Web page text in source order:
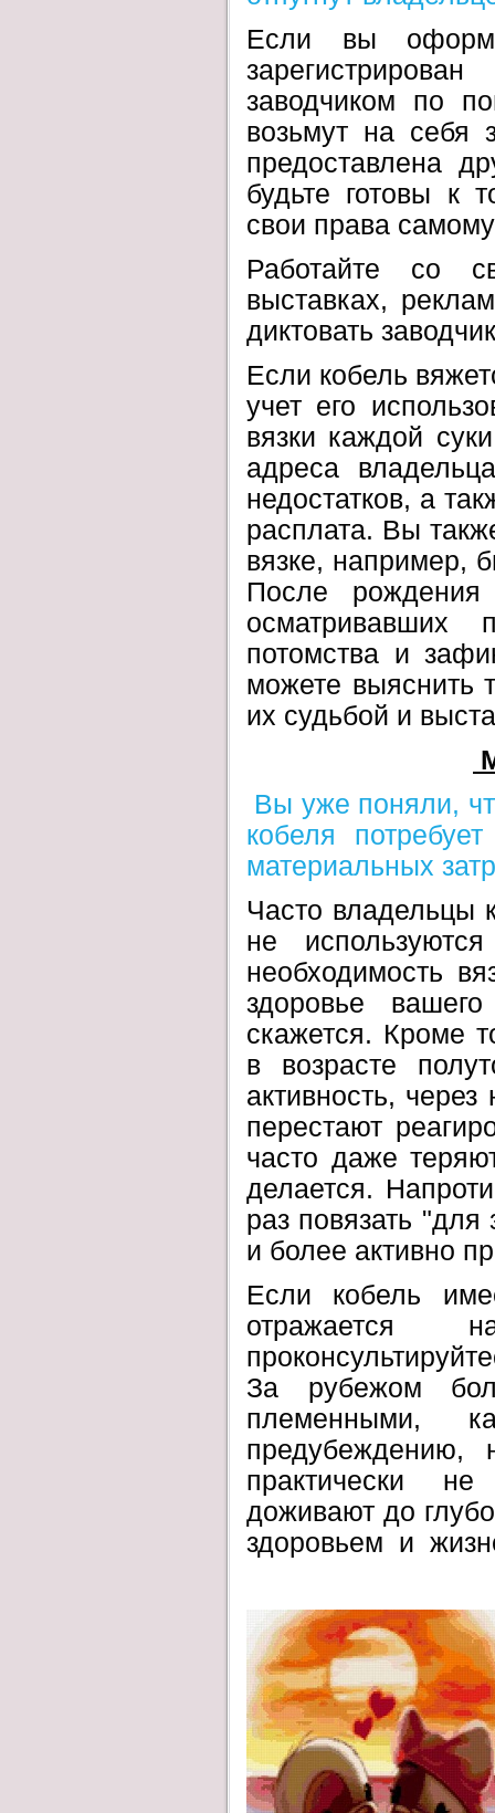
Если вы
заводчиком по
возьмут на себя
предоставлена
будьте готовы к
свои права
Работайте со
выставках,
диктовать
Если кобель
учет его
вязки каждой
адреса
недостатков, а
расплата. Вы
вязке, например,
После рождения
осматривавших
потомства и
можете выяснить
их судьбой и
Вы уже поняли,
кобеля
материальных
Часто владельцы
не
необходимость
здоровье
скажется. Кроме
в возрасте
активность,
перестают
часто даже
делается.
раз повязать "для
и более активно
Если кобель
отражается
За рубежом
племенными,
практически
доживают до
здоровьем и